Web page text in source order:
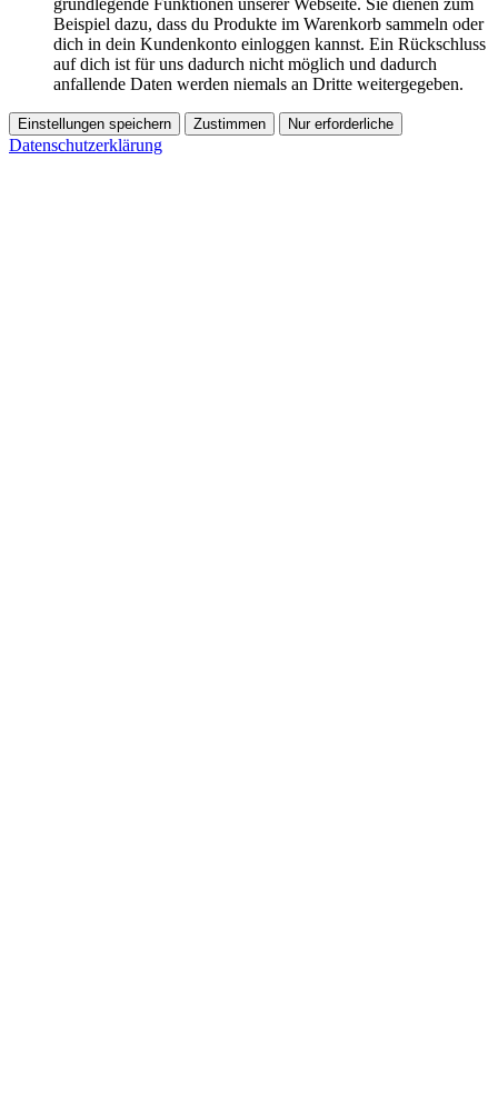
Beispiel dazu, dass du Produkte im Warenkorb sammeln oder
dich in dein Kundenkonto einloggen kannst. Ein Rückschluss
auf dich ist für uns dadurch nicht möglich und dadurch
anfallende Daten werden niemals an Dritte weitergegeben.
Einstellungen speichern Zustimmen Nur erforderliche
Datenschutzerklärung